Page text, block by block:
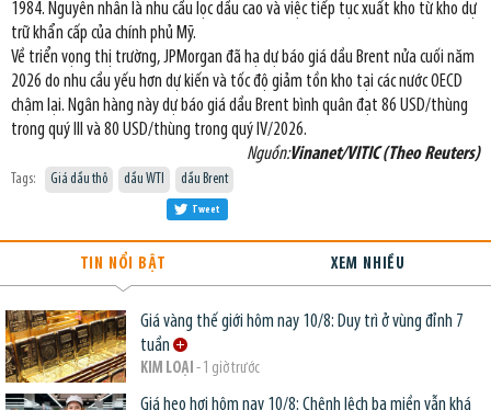
1984. Nguyên nhân là nhu cầu lọc dầu cao và việc tiếp tục xuất kho từ kho dự
trữ khẩn cấp của chính phủ Mỹ.
Về triển vọng thị trường, JPMorgan đã hạ dự báo giá dầu Brent nửa cuối năm
2026 do nhu cầu yếu hơn dự kiến và tốc độ giảm tồn kho tại các nước OECD
chậm lại. Ngân hàng này dự báo giá dầu Brent bình quân đạt 86 USD/thùng
trong quý III và 80 USD/thùng trong quý IV/2026.
Nguồn:Vinanet/VITIC (Theo Reuters)
Tags: Giá dầu thô dầu WTI dầu Brent
Tweet
TIN NỔI BẬT XEM NHIỀU
Giá vàng thế giới hôm nay 10/8: Duy trì ở vùng đỉnh 7
tuần
KIM LOẠI - 1 giờ trước
Giá heo hơi hôm nay 10/8: Chênh lệch ba miền vẫn khá